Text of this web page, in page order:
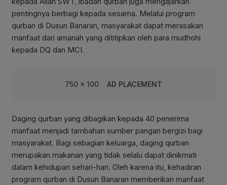
pentingnya berbagi kepada sesama. Melalui program
qurban di Dusun Banaran, masyarakat dapat merasakan
manfaat dari amanah yang dititipkan oleh para mudhohi
kepada DQ dan MCI.
750 x 100 AD PLACEMENT
Daging qurban yang dibagikan kepada 40 penerima
manfaat menjadi tambahan sumber pangan bergizi bagi
masyarakat. Bagi sebagian keluarga, daging qurban
merupakan makanan yang tidak selalu dapat dinikmati
dalam kehidupan sehari-hari. Oleh karena itu, kehadiran
program qurban di Dusun Banaran memberikan manfaat